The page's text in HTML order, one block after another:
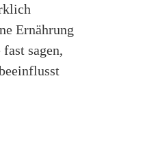
Ernährung
sagen,